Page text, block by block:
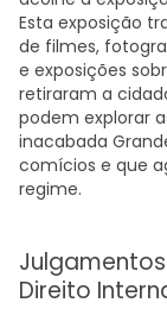
Esta exposição
de filmes,
e exposições
retiraram a
podem explorar
inacabada
comícios e que
regime.
Direito